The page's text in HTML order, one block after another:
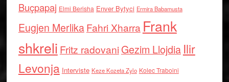
Buçpapaj Elmi Berisha Enver Bytyci Ermira Babamusta
Eugjen MerlikaFahri Xharra Frank
shkreli Fritz radovaniGezim Llojdia Ilir
Levonja Interviste Keze Kozeta Zylo Kolec Traboini